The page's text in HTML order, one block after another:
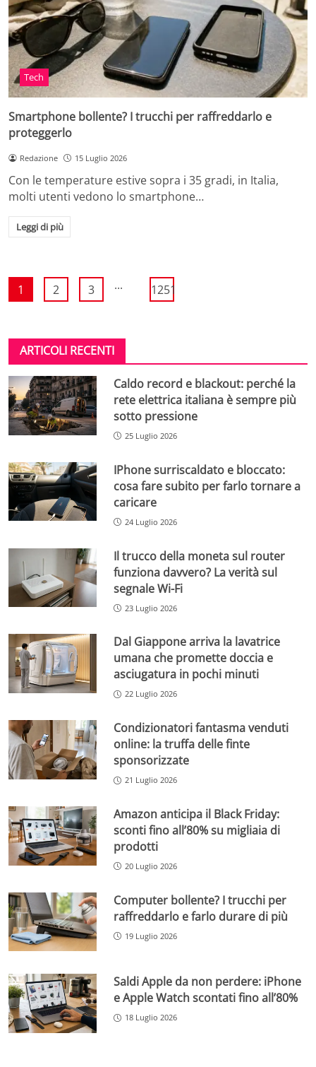
Tech
Smartphone bollente? I trucchi per raffreddarlo e
proteggerlo
Redazione 15 Luglio 2026
Con le temperature estive sopra i 35 gradi, in Italia,
molti utenti vedono lo smartphone…
Leggi di più
1 2 3 ... 1251
ARTICOLI RECENTI
Caldo record e blackout: perché la
rete elettrica italiana è sempre più
sotto pressione
25 Luglio 2026
IPhone surriscaldato e bloccato:
cosa fare subito per farlo tornare a
caricare
24 Luglio 2026
Il trucco della moneta sul router
funziona davvero? La verità sul
segnale Wi-Fi
23 Luglio 2026
Dal Giappone arriva la lavatrice
umana che promette doccia e
asciugatura in pochi minuti
22 Luglio 2026
Condizionatori fantasma venduti
online: la truffa delle finte
sponsorizzate
21 Luglio 2026
Amazon anticipa il Black Friday:
sconti fino all’80% su migliaia di
prodotti
20 Luglio 2026
Computer bollente? I trucchi per
raffreddarlo e farlo durare di più
19 Luglio 2026
Saldi Apple da non perdere: iPhone
e Apple Watch scontati fino all’80%
18 Luglio 2026